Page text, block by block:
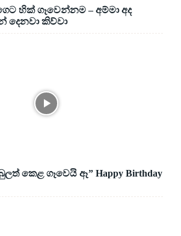
හික් ගෑවෙන්නම – අම්මා අද
දෙනවා කිව්වා
කෙළ ගෑවෙයි ඈ” Happy Birthday